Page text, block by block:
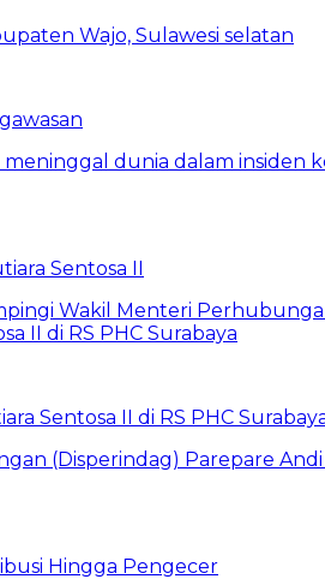
Sentosa II
Sentosa II di RS PHC
Hingga Pengecer